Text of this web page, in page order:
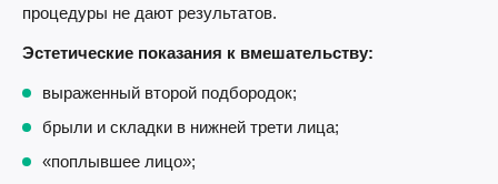
процедуры не дают результатов.
Эстетические показания к вмешательству:
выраженный второй подбородок;
брыли и складки в нижней трети лица;
«поплывшее лицо»;